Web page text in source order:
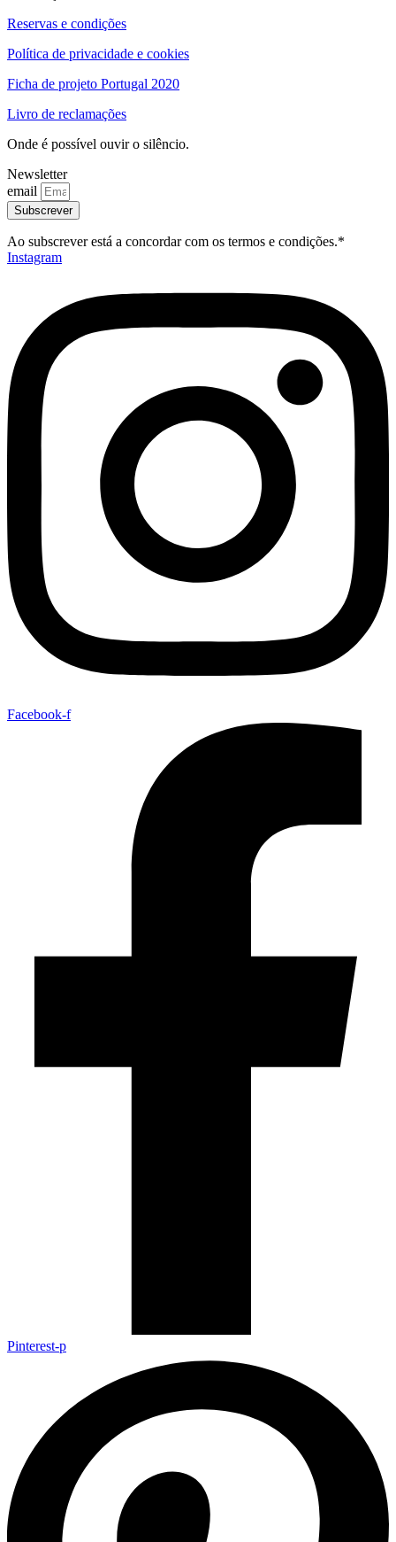
Reservas e condições​
Política de privacidade e cookies​
Ficha de projeto Portugal 2020
Livro de reclamações​
Onde é possível ouvir o silêncio.
Newsletter
email
Subscrever
Ao subscrever está a concordar com os termos e condições.*​
Instagram
Facebook-f
Pinterest-p